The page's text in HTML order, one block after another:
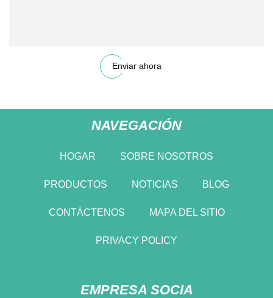
Enviar ahora
NAVEGACIÓN
HOGAR SOBRE NOSOTROS
PRODUCTOS NOTICIAS BLOG
CONTÁCTENOS MAPA DEL SITIO
PRIVACY POLICY
EMPRESA SOCIA